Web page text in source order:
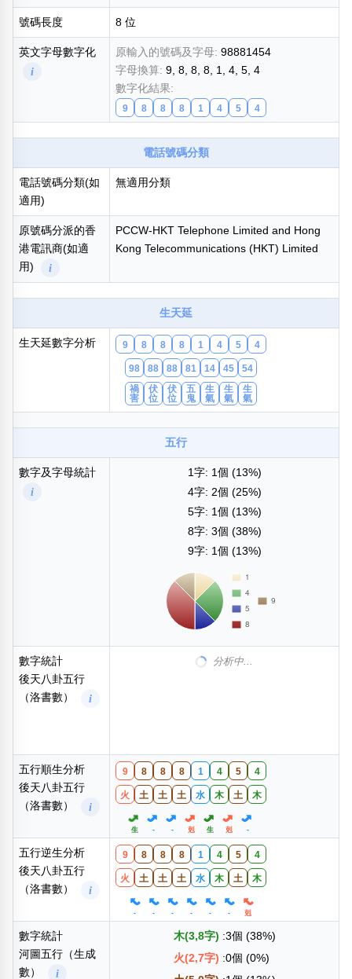
清除全部分類
搜尋
幸運號分類
幸運分類
基本分類
位置分類
包含數字
次數分類
生天延/貴財成
五行
清除全部分類
號碼長度 8 位
英文字母數字化
i
原輸入的號碼及字母: 98881454
字母換算: 9, 8, 8, 8, 1, 4, 5, 4
數字化結果:
9 8 8 8 1 4 5 4
電話號碼分類
電話號碼分類(如
適用)
無適用分類
原號碼分派的香
港電訊商(如適
用)
i
PCCW-HKT Telephone Limited and Hong
Kong Telecommunications (HKT) Limited
生天延
生天延數字分析 9 8 8 8 1 4 5 4
98 88 88 81 14 45 54
禍
害
伏
位
伏
位
五
鬼
生
氣
生
氣
生
氣
五行
數字及字母統計
i
1字: 1個 (13%)
4字: 2個 (25%)
5字: 1個 (13%)
8字: 3個 (38%)
9字: 1個 (13%)
數字統計
後天八卦五行
（洛書數）
i
分析中...
五行順生分析
後天八卦五行
（洛書數）
i
9 8 8 8 1 4 5 4
火 土 土 土 水 木 土 木
生 - - 剋 生 剋 -
五行逆生分析
後天八卦五行
（洛書數）
i
9 8 8 8 1 4 5 4
火 土 土 土 水 木 土 木
- - - - - - 剋
數字統計
河圖五行（生成
數）
i
木(3,8字) :3個 (38%)
火(2,7字) :0個 (0%)